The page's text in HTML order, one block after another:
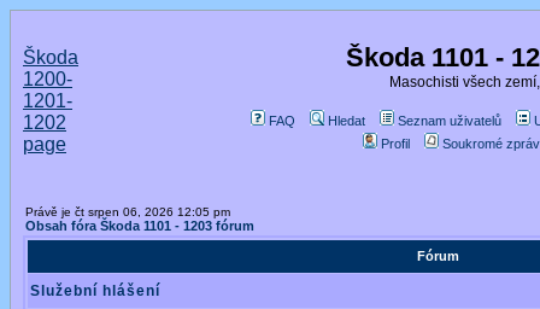
Škoda
1200-
1201-
1202
page
Škoda 1101 -
Masochisti všech
FAQ Hledat Seznam uživatelů
Profil
Soukromé
Právě je čt srpen 06, 2026 12:05 pm
Obsah fóra Škoda 1101 - 1203 fórum
Fórum
Služební hlášení